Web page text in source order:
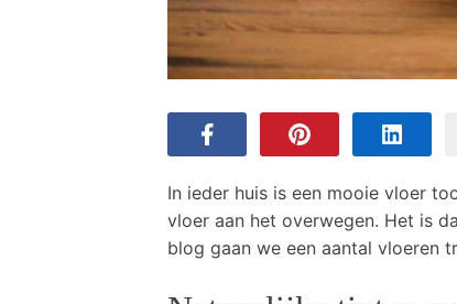
In ieder huis is een mooie vloer
vloer aan het overwegen. Het is
blog gaan we een aantal vloeren